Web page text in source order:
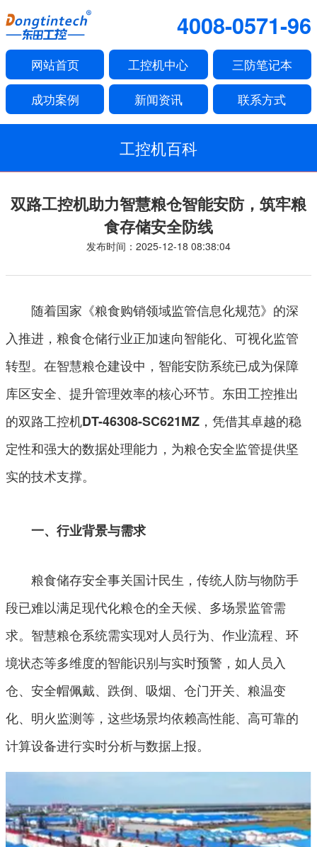
4008-0571-96
网站首页 工控机中心 三防笔记本
成功案例 新闻资讯 联系方式
工控机百科
双路工控机助力智慧粮仓智能安防，筑牢粮
食存储安全防线
发布时间：2025-12-18 08:38:04
随着国家《粮食购销领域监管信息化规范》的深
入推进，粮食仓储行业正加速向智能化、可视化监管
转型。在智慧粮仓建设中，智能安防系统已成为保障
库区安全、提升管理效率的核心环节。东田工控推出
的双路工控机DT-46308-SC621MZ ，凭借其卓越的稳
定性和强大的数据处理能力，为粮仓安全监管提供坚
实的技术支撑。
一、行业背景与需求
粮食储存安全事关国计民生，传统人防与物防手
段已难以满足现代化粮仓的全天候、多场景监管需
求。智慧粮仓系统需实现对人员行为、作业流程、环
境状态等多维度的智能识别与实时预警，如人员入
仓、安全帽佩戴、跌倒、吸烟、仓门开关、粮温变
化、明火监测等，这些场景均依赖高性能、高可靠的
计算设备进行实时分析与数据上报。